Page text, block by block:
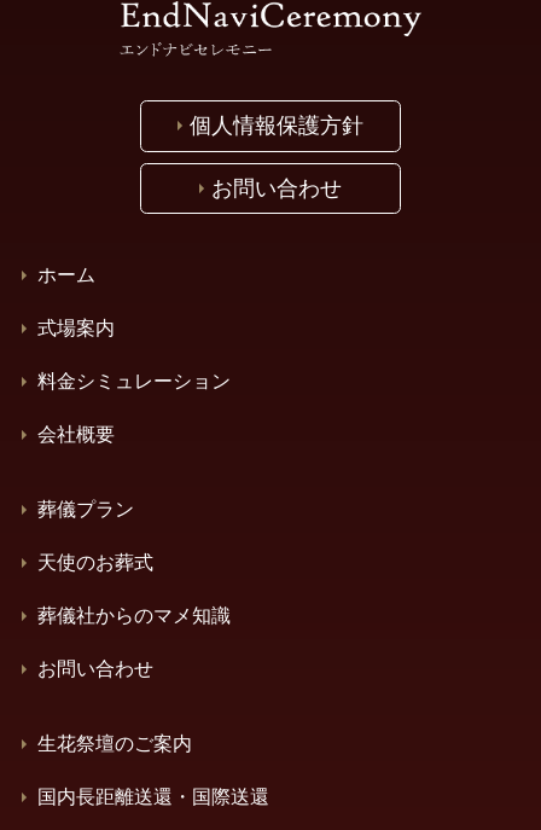
個人情報保護方針
お問い合わせ
ホーム
式場案内
料金シミュレーション
会社概要
葬儀プラン
天使のお葬式
葬儀社からのマメ知識
お問い合わせ
生花祭壇のご案内
国内長距離送還・国際送還